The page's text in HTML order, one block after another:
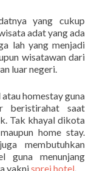
yang cukup
adat yang ada
lah yang menjadi
wisatawan dari
luar negeri.
homestay guna
beristirahat saat
Tak khayal dikota
home stay.
membutuhkan
guna menunjang
yaknisprei hotel.